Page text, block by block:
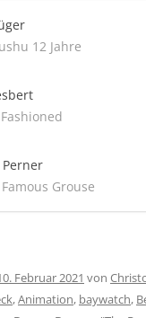
12 Jahre
Grouse
Februar 2021 von
,Animation, baywatch,